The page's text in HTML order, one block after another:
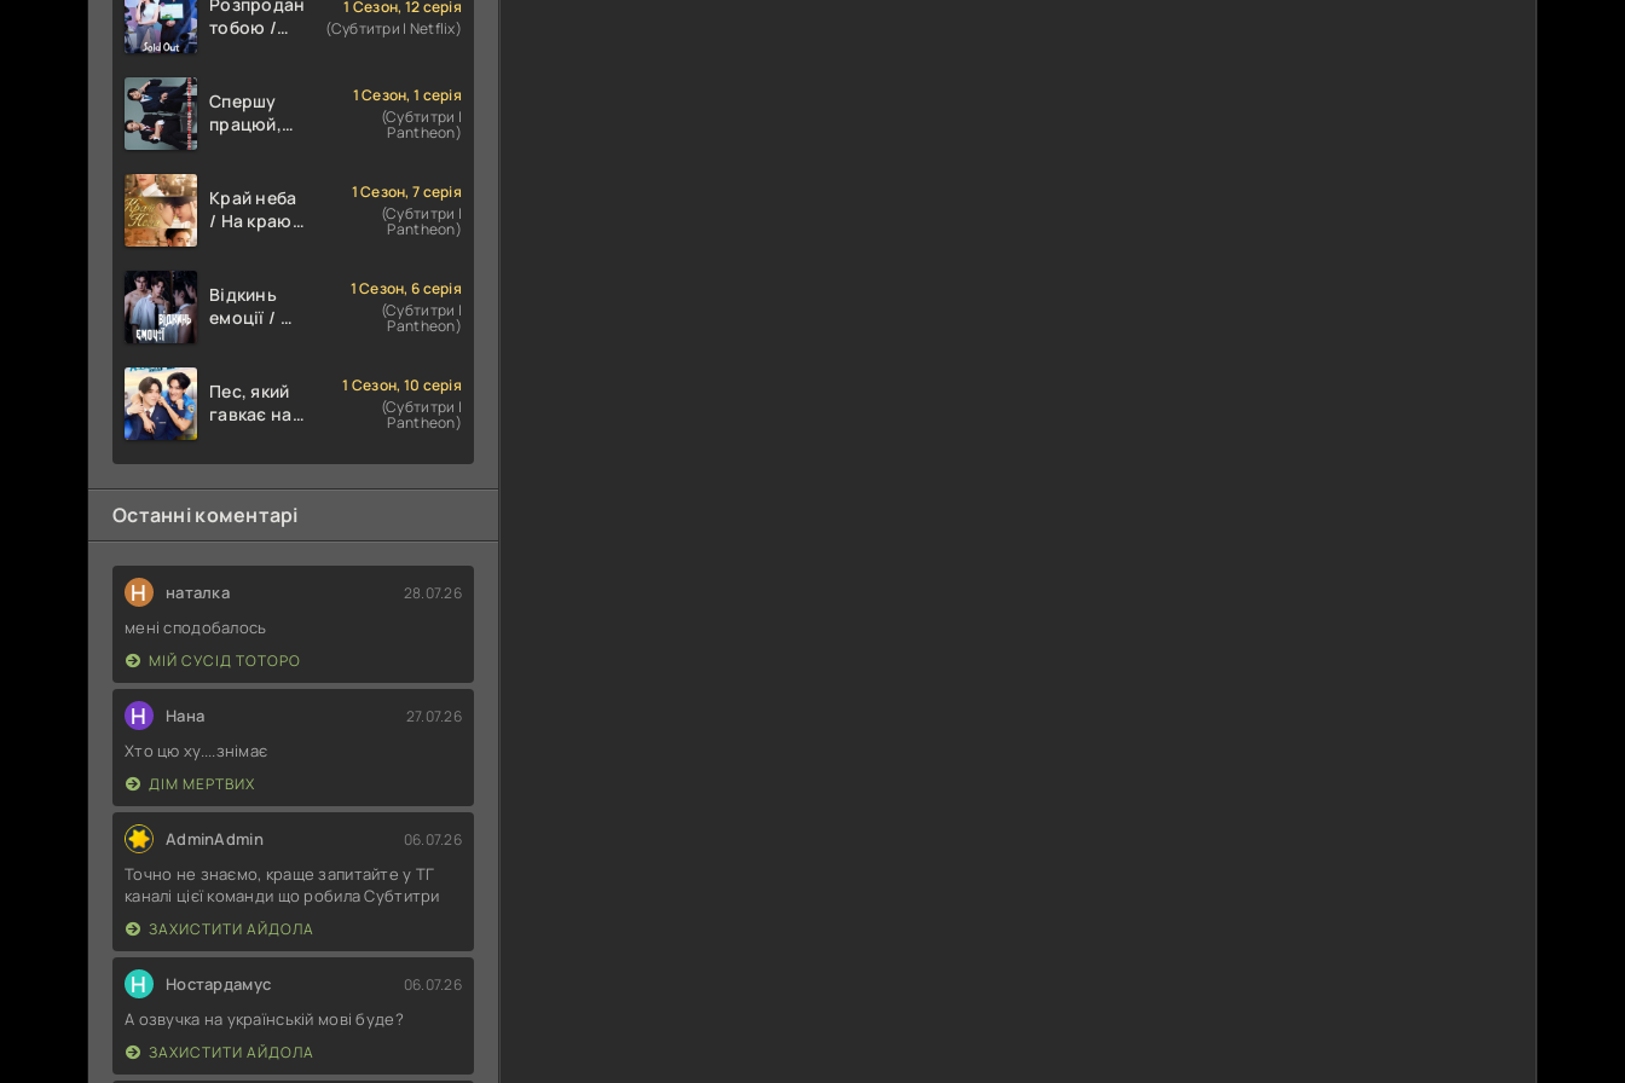
тобою /
1 Сезон, 12 серія
(Субтитри | Netflix)
Спершу
працюй,
1 Сезон, 1 серія
(Субтитри |
Pantheon)
Край неба
/ На краю
1 Сезон, 7 серія
(Субтитри |
Pantheon)
Відкинь
емоції / Не
емоційними
1 Сезон, 6 серія
(Субтитри |
Pantheon)
Пес, який
гавкає на
і літак
1 Сезон, 10 серія
(Субтитри |
Pantheon)
Останні коментарі
Н наталка 28.07.26
мені сподобалось
МІЙ СУСІД ТОТОРО
Н Нана 27.07.26
Хто цю ху....знімає
ДІМ МЕРТВИХ
AdminAdmin 06.07.26
Точно не знаємо, краще запитайте у ТГ
каналі цієї команди що робила Субтитри
ЗАХИСТИТИ АЙДОЛА
Н Ностардамус 06.07.26
А озвучка на українській мові буде?
ЗАХИСТИТИ АЙДОЛА